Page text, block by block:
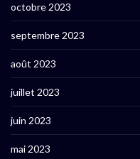
octobre 2023
septembre 2023
août 2023
juillet 2023
juin 2023
mai 2023